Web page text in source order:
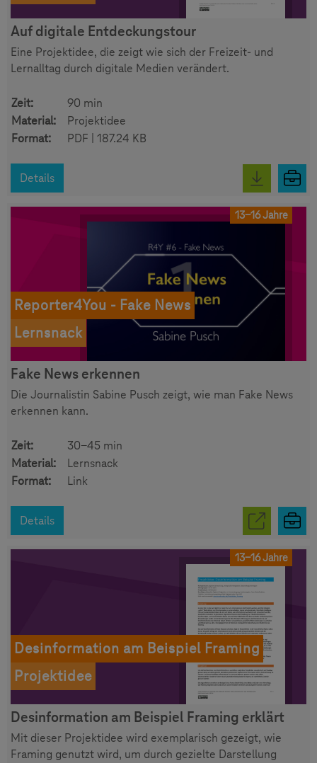
Auf digitale Entdeckungstour
Eine Projektidee, die zeigt wie sich der Freizeit- und
Lernalltag durch digitale Medien verändert.
Zeit:
90 min
Material:
Projektidee
Format:
PDF | 187.24 KB
Details
13-16 Jahre
Reporter4You - Fake News
Lernsnack
Fake News erkennen
Die Journalistin Sabine Pusch zeigt, wie man Fake News
erkennen kann.
Zeit:
30-45 min
Material:
Lernsnack
Format:
Link
Details
13-16 Jahre
Desinformation am Beispiel Framing
Projektidee
Desinformation am Beispiel Framing erklärt
Mit dieser Projektidee wird exemplarisch gezeigt, wie
Framing genutzt wird, um durch gezielte Darstellung